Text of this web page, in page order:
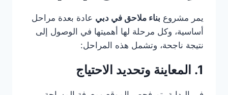
يمر مشروع بناء ملاحق في دبي عادة بعدة مراحل
أساسية، وكل مرحلة لها أهميتها في الوصول إلى
نتيجة ناجحة، وتشمل هذه المراحل:
1. المعاينة وتحديد الاحتياج